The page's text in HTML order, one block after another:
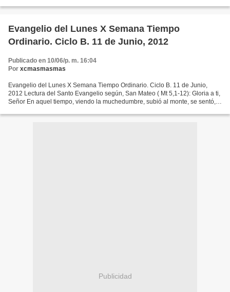
Evangelio del Lunes X Semana Tiempo
Ordinario. Ciclo B. 11 de Junio, 2012
Publicado en 10/06/p. m. 16:04
Por xcmasmasmas
Evangelio del Lunes X Semana Tiempo Ordinario. Ciclo B. 11 de Junio,
2012 Lectura del Santo Evangelio según, San Mateo ( Mt 5,1-12): Gloria a ti,
Señor En aquel tiempo, viendo la muchedumbre, subió al monte, se sentó, y
Publicidad